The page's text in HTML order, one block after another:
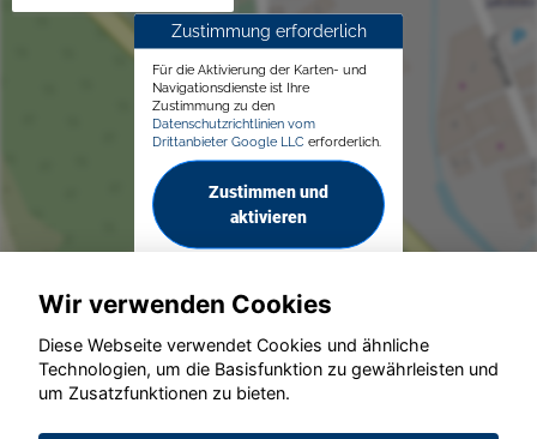
Zustimmung erforderlich
Für die Aktivierung der Karten- und
Navigationsdienste ist Ihre
Zustimmung zu den
Datenschutzrichtlinien vom
Drittanbieter Google LLC erforderlich.
Zustimmen und
aktivieren
© konjunkturmotor.de GmbH 2020 - 2026
Wir verwenden Cookies
Diese Webseite verwendet Cookies und ähnliche
Technologien, um die Basisfunktion zu gewährleisten und
um Zusatzfunktionen zu bieten.